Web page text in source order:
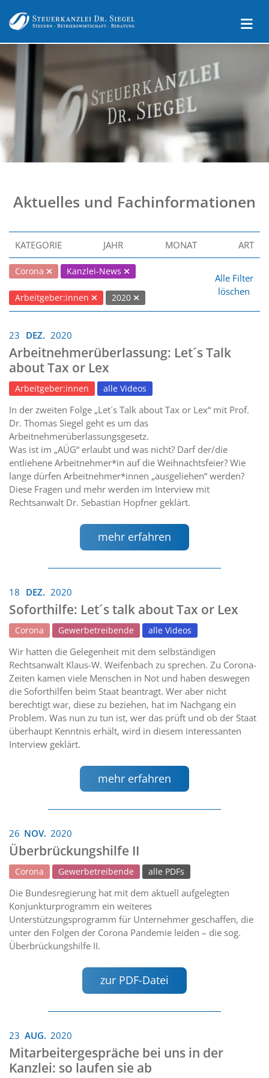
Aktuelles und Fachinformationen
KATEGORIE JAHR MONAT ART
Corona Kanzlei-News
Arbeitgeber:innen 2020
Alle Filter
löschen
23 DEZ. 2020
Arbeitnehmerüberlassung: Let´s Talk
about Tax or Lex
Arbeitgeber:innen alle Videos
In der zweiten Folge „Let´s Talk about Tax or Lex“ mit Prof.
Dr. Thomas Siegel geht es um das
Arbeitnehmerüberlassungsgesetz.
Was ist im „AÜG“ erlaubt und was nicht? Darf der/die
entliehene Arbeitnehmer*in auf die Weihnachtsfeier? Wie
lange dürfen Arbeitnehmer*innen „ausgeliehen“ werden?
Diese Fragen und mehr werden im Interview mit
Rechtsanwalt Dr. Sebastian Hopfner geklärt.
mehr erfahren
18 DEZ. 2020
Soforthilfe: Let´s talk about Tax or Lex
Corona Gewerbetreibende alle Videos
Wir hatten die Gelegenheit mit dem selbständigen
Rechtsanwalt Klaus-W. Weifenbach zu sprechen. Zu Corona-
Zeiten kamen viele Menschen in Not und haben deswegen
die Soforthilfen beim Staat beantragt. Wer aber nicht
berechtigt war, diese zu beziehen, hat im Nachgang ein
Problem. Was nun zu tun ist, wer das prüft und ob der Staat
überhaupt Kenntnis erhält, wird in diesem interessanten
Interview geklärt.
mehr erfahren
26 NOV. 2020
Überbrückungshilfe II
Corona Gewerbetreibende alle PDFs
Die Bundesregierung hat mit dem aktuell aufgelegten
Konjunkturprogramm ein weiteres
Unterstützungsprogramm für Unternehmer geschaffen, die
unter den Folgen der Corona Pandemie leiden – die sog.
Überbrückungshilfe II.
zur PDF-Datei
23 AUG. 2020
Mitarbeitergespräche bei uns in der
Kanzlei: so laufen sie ab